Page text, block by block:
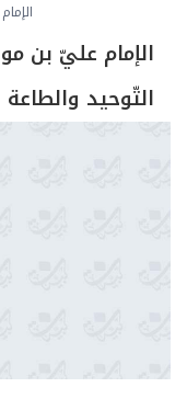
الإمام عليّ بن
التّوحيد والطاعة